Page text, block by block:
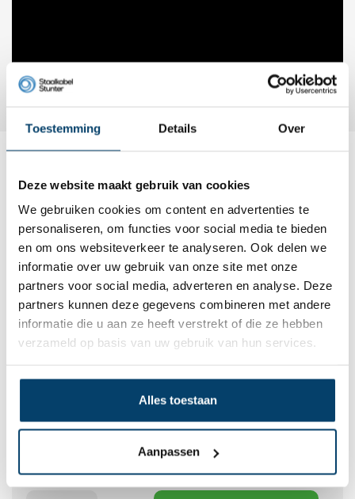
Toestemming Details Over
Deze website maakt gebruik van cookies
We gebruiken cookies om content en advertenties te
personaliseren, om functies voor social media te bieden
en om ons websiteverkeer te analyseren. Ook delen we
informatie over uw gebruik van onze site met onze
partners voor social media, adverteren en analyse. Deze
partners kunnen deze gegevens combineren met andere
informatie die u aan ze heeft verstrekt of die ze hebben
verzameld op basis van uw gebruik van hun services.
Alles toestaan
Aanpassen
Markieskatrollen staande model
Op werkdagen voor 15:00 besteld? Direct verstuurd!